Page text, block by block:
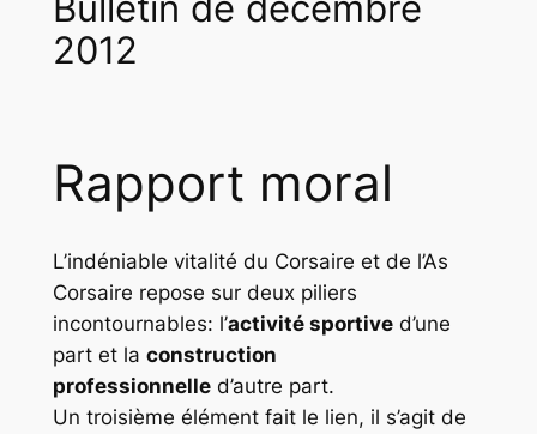
2012
Rapport moral
L’indéniable vitalité du Corsaire et de l’As
Corsaire repose sur deux piliers
incontournables: l’activité sportived’une
part et la construction
professionnelled’autre part.
Un troisième élément fait le lien, il s’agit de